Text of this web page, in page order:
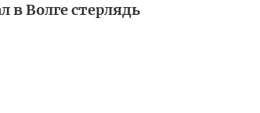
Волге стерлядь